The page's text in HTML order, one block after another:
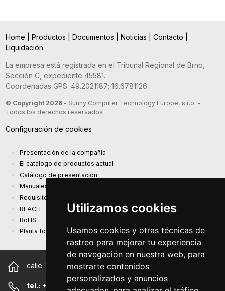
Utilizamos cookies
Usamos cookies y otras técnicas de
rastreo para mejorar tu experiencia
de navegación en nuestra web, para
mostrarte contenidos
personalizados y anuncios
Home Productos Documentos Noticias Contacto
Liquidación
La empresa está registrada en el Tribunal Regional de Brno,
Sección C, expediente 45581.
Coordenadas GPS: 49.2021187; 16.6781126.
© Copyright 2026- Sunny Computer Technology Europe, s.r.o. -
Todos los derechos reservados
Configuración de cookies
Presentación de la compañía
El catálogo de productos actual
Catálogo de presentación
Manuales
Requisitos de diseño ecológico (EU) 2019/1782
REACH
RoHS
Planta fotovoltaica
calle Trnkova 2881/156, 628 00 Brno República Checa
tel.: +420 544 500 327